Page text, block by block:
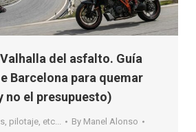
del asfalto. Guía
Barcelona para quemar
no el presupuesto)
pilotaje, etc... By Manel Alonso